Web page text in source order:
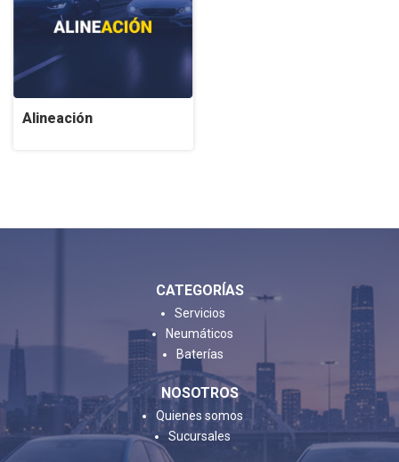
Alineación
CATEGORÍAS
Servicios
Neumáticos
Baterías
NOSOTROS
Quienes somos
Sucursales